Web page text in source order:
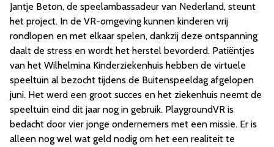
Jantje Beton, de speelambassadeur van Nederland, steunt
het project. In de VR-omgeving kunnen kinderen vrij
rondlopen en met elkaar spelen, dankzij deze ontspanning
daalt de stress en wordt het herstel bevorderd. Patiëntjes
van het Wilhelmina Kinderziekenhuis hebben de virtuele
speeltuin al bezocht tijdens de Buitenspeeldag afgelopen
juni. Het werd een groot succes en het ziekenhuis neemt de
speeltuin eind dit jaar nog in gebruik. PlaygroundVR is
bedacht door vier jonge ondernemers met een missie. Er is
alleen nog wel wat geld nodig om het een realiteit te